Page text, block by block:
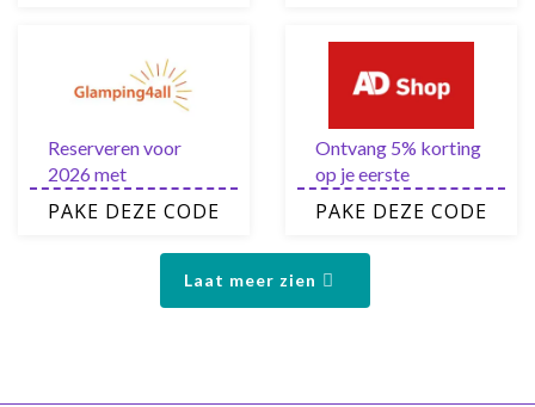
Reserveren voor
2026 met
vroegboekkorting
PAKE DEZE CODE
Ontvang 5% korting
op je eerste
bestelling bij AD
PAKE DEZE CODE
Laat meer zien